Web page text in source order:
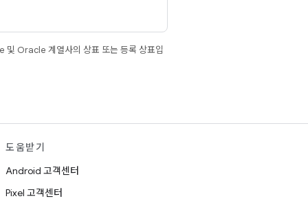
및 Oracle 계열사의 상표 또는 등록 상표입
도움받기
Android 고객센터
Pixel 고객센터